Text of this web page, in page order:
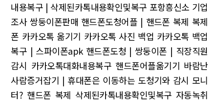
내용복구 | 삭제된카톡내용확인및복구 포항흥신소 기업
조사 쌍둥이폰판매 핸드폰도청어플 | 핸드폰 복제 복제
폰 카카오톡 옮기기 카카오톡 사진 백업 카카오톡 백업
복구 | 스파이폰apk 핸드폰도청 | 쌍둥이폰 | 직장직원
감시 카카오톡대화내용복구 핸드폰어플옮기기 바람난
사람증거잡기 | 휴대폰은 이동하는 도청기와 감시 모니
터? 핸드폰 복제 삭제된카톡내용확인및복구 자동녹취